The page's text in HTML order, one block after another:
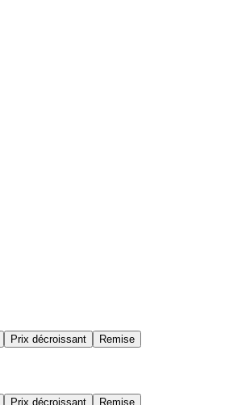
Prix décroissant Remise
Prix décroissant Remise